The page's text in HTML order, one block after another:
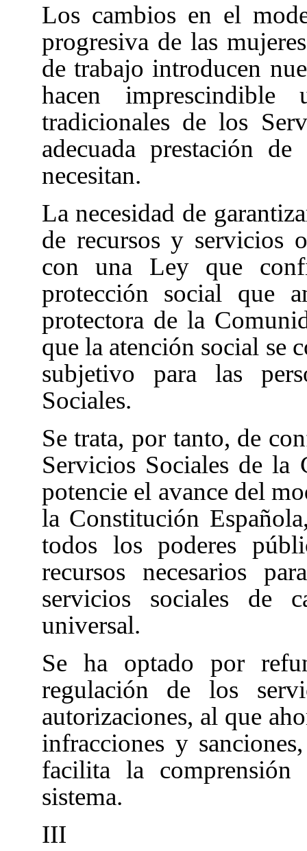
Los cambios en el
progresiva de las
de trabajo introducen
hacen
tradicionales de los
adecuada prestación
necesitan.
La necesidad de
de recursos y servicios
con una Ley que
protección social que
protectora de la
que la atención social se
subjetivo para las
Sociales.
Se trata, por tanto, de
Servicios Sociales de la
potencie el avance del
la Constitución Española
todos los poderes
recursos necesarios
servicios sociales de
universal.
Se ha optado por
regulación de los
autorizaciones, al que
infracciones y
facilita la
sistema.
III